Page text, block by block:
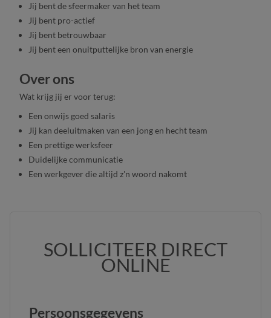
Jij bent de sfeermaker van het team
Jij bent pro-actief
Jij bent betrouwbaar
Jij bent een onuitputtelijke bron van energie
Over ons
Wat krijg jij er voor terug:
Een onwijs goed salaris
Jij kan deeluitmaken van een jong en hecht team
Een prettige werksfeer
Duidelijke communicatie
Een werkgever die altijd z'n woord nakomt
SOLLICITEER DIRECT
ONLINE
Persoonsgegevens